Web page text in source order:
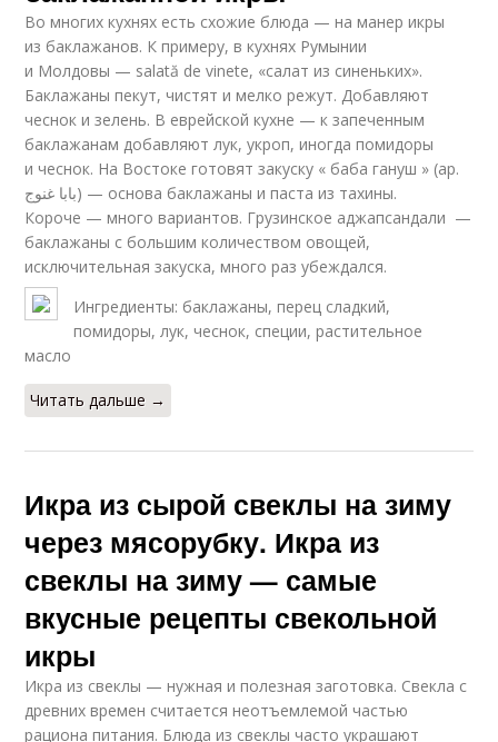
Во многих кухнях есть схожие блюда — на манер икры
из баклажанов. К примеру, в кухнях Румынии
и Молдовы — salată de vinete, «салат из синеньких».
Баклажаны пекут, чистят и мелко режут. Добавляют
чеснок и зелень. В еврейской кухне — к запеченным
баклажанам добавляют лук, укроп, иногда помидоры
и чеснок. На Востоке готовят закуску « баба гануш » (ар.
بابا غنوج) — основа баклажаны и паста из тахины.
Короче — много вариантов. Грузинское аджапсандали —
баклажаны с большим количеством овощей,
исключительная закуска, много раз убеждался.
Ингредиенты: баклажаны, перец сладкий,
помидоры, лук, чеснок, специи, растительное
масло
Читать дальше →
Икра из сырой свеклы на зиму
через мясорубку. Икра из
свеклы на зиму — самые
вкусные рецепты свекольной
икры
Икра из свеклы — нужная и полезная заготовка. Свекла с
древних времен считается неотъемлемой частью
рациона питания. Блюда из свеклы часто украшают